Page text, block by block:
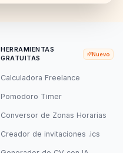
HERRAMIENTAS
GRATUITAS
Nuevo
Calculadora Freelance
Pomodoro Timer
Conversor de Zonas Horarias
Creador de invitaciones .ics